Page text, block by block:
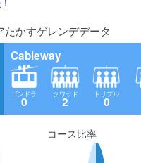
たかすゲレンデデータ
Cableway
ゴンドラ
0
クワッド
2
トリプル
0
コース比率